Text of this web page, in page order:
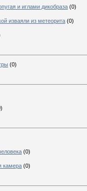
и иглами дикобраза (0)
изваяли из метеорита (0)
(0)
(0)
камера (0)